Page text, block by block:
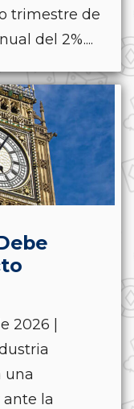
trimestre de
del 2%....
2026 |
una
la